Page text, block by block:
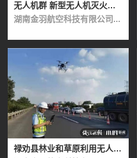
无人机群 新型无人机灭火方法
湖南金羽航空科技有限公司...
禄劝县林业和草原利用无人机开展森林病虫害防治